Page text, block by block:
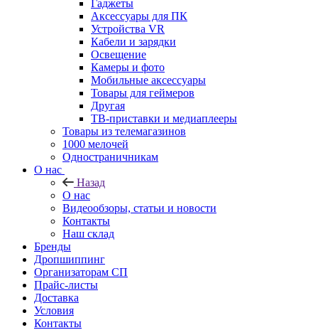
Гаджеты
Аксессуары для ПК
Устройства VR
Кабели и зарядки
Освещение
Камеры и фото
Мобильные аксессуары
Товары для геймеров
Другая
ТВ-приставки и медиаплееры
Товары из телемагазинов
1000 мелочей
Одностраничникам
О нас
Назад
О нас
Видеообзоры, статьи и новости
Контакты
Наш склад
Бренды
Дропшиппинг
Организаторам СП
Прайс-листы
Доставка
Условия
Контакты